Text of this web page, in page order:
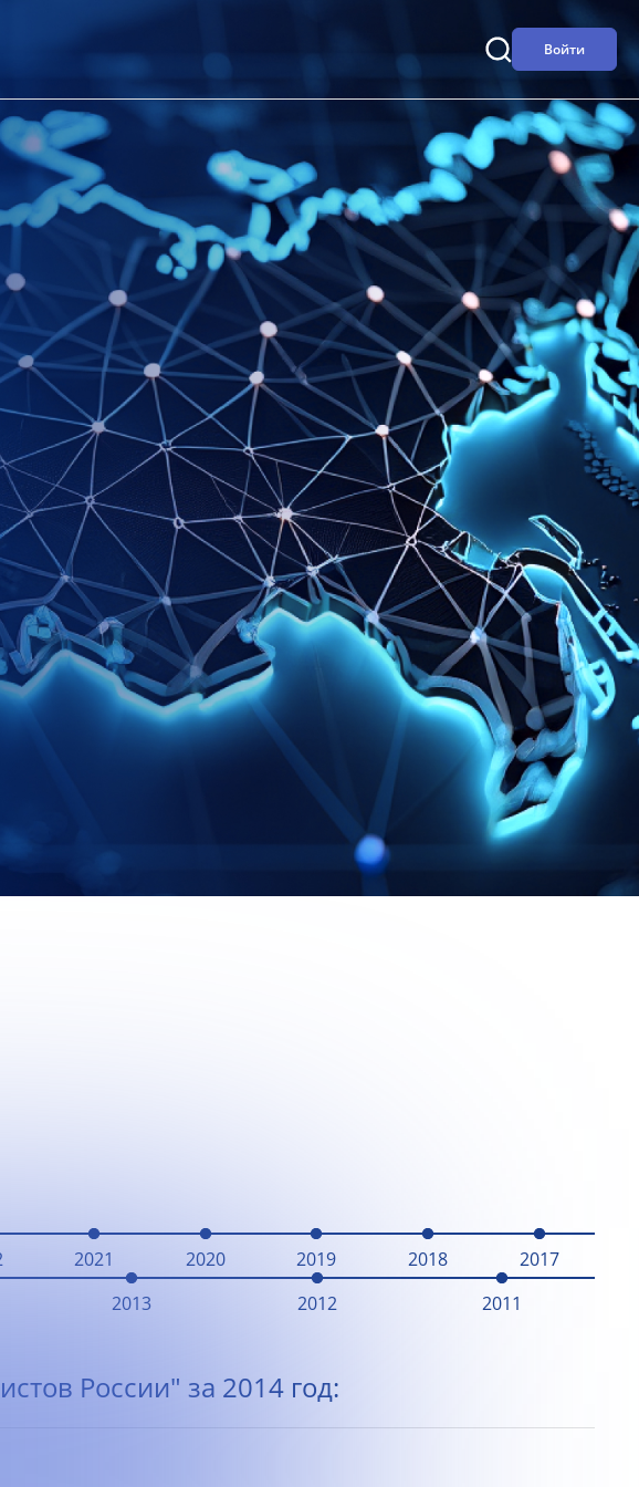
Войти
2021 2020 2019 2018
2017
2013 2012 2011
России" за 2014 год: